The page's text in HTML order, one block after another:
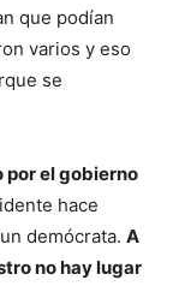
que podían
varios y eso
se
por el gobierno
hace
demócrata. A
no hay lugar